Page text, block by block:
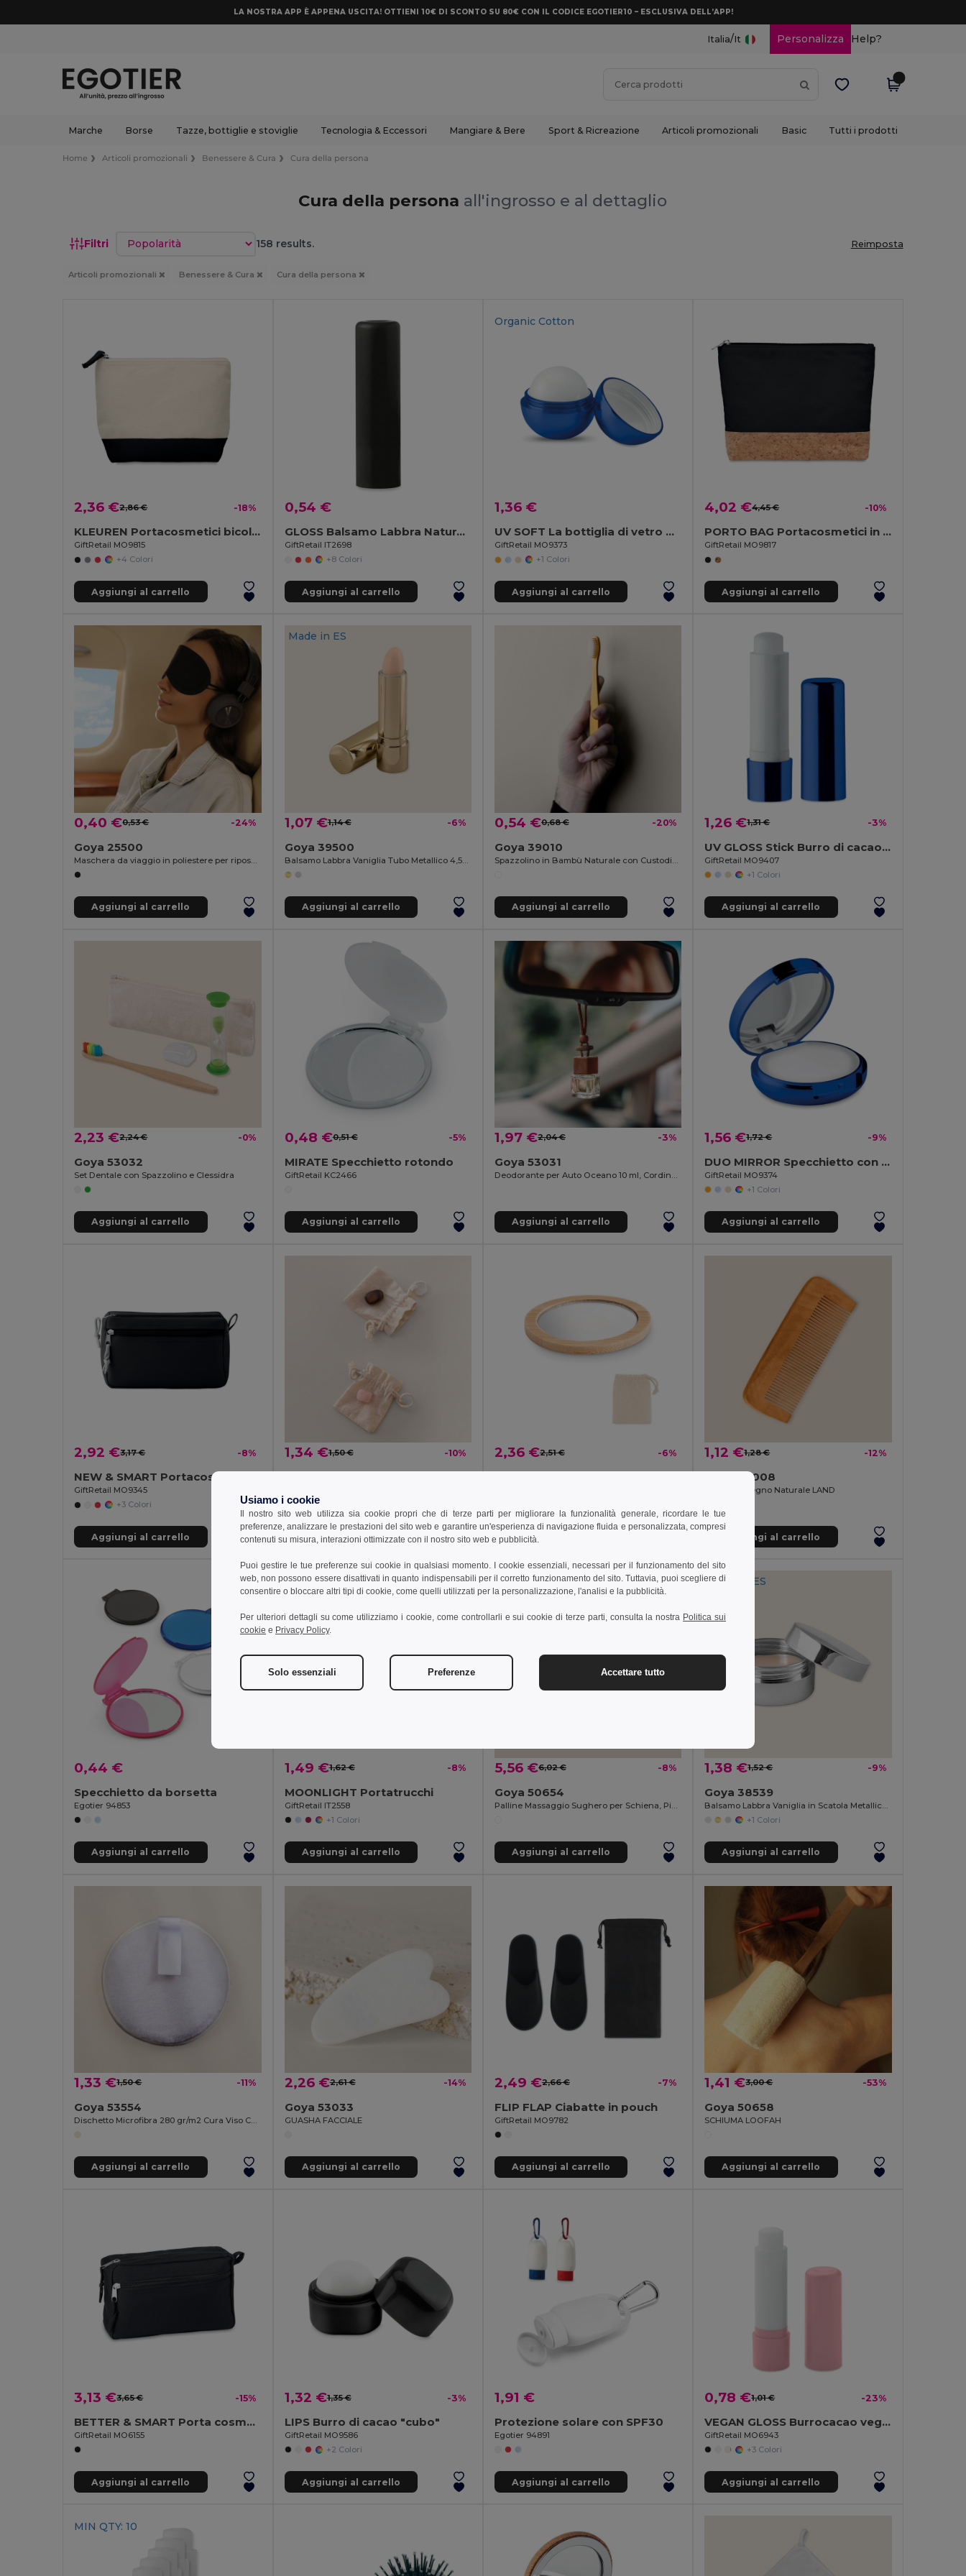
LA NOSTRA APP È APPENA USCITA! OTTIENI 10€ DI SCONTO SU 80€ CON IL CODICE EGOTIER10 – ESCLUSIVA DELL’APP!
Italia/It Personalizza Help?
Marche Borse Tazze, bottiglie e stoviglie Tecnologia & Eccessori Mangiare & Bere Sport & Ricreazione Articoli promozionali Basic Tutti i prodotti
Home Articoli promozionali Benessere & Cura Cura della persona
Cura della persona all'ingrosso e al dettaglio
Filtri Ordina per 158 results. Reimposta
Articoli promozionali Benessere & Cura Cura della persona
2,36 €2,86 € -18%
KLEUREN Portacosmetici bicolore
GiftRetail MO9815
+4 Colori
Aggiungi al carrello
0,54 €
GLOSS Balsamo Labbra Naturale Protettivo SPF10
GiftRetail IT2698
+8 Colori
Aggiungi al carrello
Organic Cotton
1,36 €
UV SOFT La bottiglia di vetro UTAH GLASS 500 ml
GiftRetail MO9373
+1 Colori
Aggiungi al carrello
4,02 €4,45 € -10%
PORTO BAG Portacosmetici in sughero
GiftRetail MO9817
Aggiungi al carrello
0,40 €0,53 € -24%
Goya 25500
Aggiungi al carrello
Made in ES
1,07 €1,14 € -6%
Goya 39500
Balsamo Labbra Vaniglia Tubo Metallico 4,5g HYDRA
Aggiungi al carrello
0,54 €0,68 € -20%
Goya 39010
Aggiungi al carrello
1,26 €1,31 € -3%
UV GLOSS Stick Burro di cacao UV
GiftRetail MO9407
+1 Colori
Aggiungi al carrello
2,23 €2,24 € -0%
Goya 53032
Set Dentale con Spazzolino e Clessidra
Aggiungi al carrello
0,48 €0,51 € -5%
MIRATE Specchietto rotondo
GiftRetail KC2466
Aggiungi al carrello
1,97 €2,04 € -3%
Goya 53031
Deodorante per Auto Oceano 10 ml, Cordino e Tappo Legno
Aggiungi al carrello
1,56 €1,72 € -9%
DUO MIRROR Specchietto con lucidalabbra
GiftRetail MO9374
+1 Colori
Aggiungi al carrello
2,92 €3,17 € -8%
GiftRetail MO9345
+3 Colori
Aggiungi al carrello
1,34 €1,50 € -10%
Aggiungi al carrello
2,36 €2,51 € -6%
Aggiungi al carrello
1,12 €1,28 € -12%
Goya 39008
Pettine in Legno Naturale LAND
Aggiungi al carrello
0,44 €
Specchietto da borsetta
Egotier 94853
Aggiungi al carrello
1,49 €1,62 € -8%
MOONLIGHT Portatrucchi
GiftRetail IT2558
+1 Colori
Aggiungi al carrello
5,56 €6,02 € -8%
Goya 50654
Aggiungi al carrello
Made in ES
1,38 €1,52 € -9%
Goya 38539
+1 Colori
Aggiungi al carrello
1,33 €1,50 € -11%
Goya 53554
Dischetto Microfibra 280 gr/m2 Cura Viso CONTOUR
Aggiungi al carrello
2,26 €2,61 € -14%
Goya 53033
GUASHA FACCIALE
Aggiungi al carrello
2,49 €2,66 € -7%
FLIP FLAP Ciabatte in pouch
GiftRetail MO9782
Aggiungi al carrello
1,41 €3,00 € -53%
Goya 50658
SCHIUMA LOOFAH
Aggiungi al carrello
3,13 €3,65 € -15%
BETTER & SMART Porta cosmetici in RPET
GiftRetail MO6155
Aggiungi al carrello
1,32 €1,35 € -3%
LIPS Burro di cacao "cubo"
GiftRetail MO9586
+2 Colori
Aggiungi al carrello
1,91 €
Protezione solare con SPF30
Egotier 94891
Aggiungi al carrello
0,78 €1,01 € -23%
VEGAN GLOSS Burrocacao vegano in ABS
GiftRetail MO6943
+3 Colori
Aggiungi al carrello
MIN QTY: 10
Usiamo i cookie
Il nostro sito web utilizza sia cookie propri che di terze parti per migliorare la funzionalità generale, ricordare le tue
preferenze, analizzare le prestazioni del sito web e garantire un'esperienza di navigazione fluida e personalizzata, compresi
contenuti su misura, interazioni ottimizzate con il nostro sito web e pubblicità.
Puoi gestire le tue preferenze sui cookie in qualsiasi momento. I cookie essenziali, necessari per il funzionamento del sito
web, non possono essere disattivati in quanto indispensabili per il corretto funzionamento del sito. Tuttavia, puoi scegliere di
consentire o bloccare altri tipi di cookie, come quelli utilizzati per la personalizzazione, l'analisi e la pubblicità.
Per ulteriori dettagli su come utilizziamo i cookie, come controllarli e sui cookie di terze parti, consulta la nostra Politica sui
cookie e Privacy Policy.
Solo essenziali Preferenze Accettare tutto